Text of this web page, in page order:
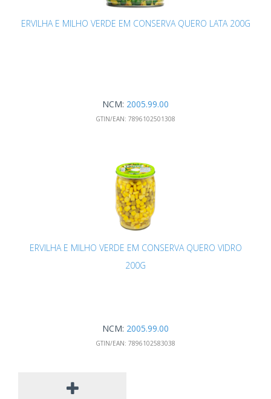
ERVILHA E MILHO VERDE EM CONSERVA QUERO LATA 200G
NCM: 2005.99.00
GTIN/EAN: 7896102501308
ERVILHA E MILHO VERDE EM CONSERVA QUERO VIDRO
200G
NCM: 2005.99.00
GTIN/EAN: 7896102583038